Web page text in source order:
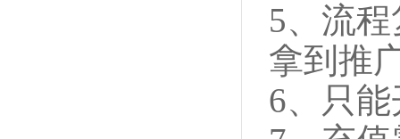
5、流
拿到推
6、只